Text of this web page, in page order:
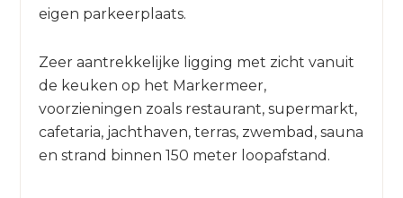
eigen parkeerplaats.
Zeer aantrekkelijke ligging met zicht vanuit
de keuken op het Markermeer,
voorzieningen zoals restaurant, supermarkt,
cafetaria, jachthaven, terras, zwembad, sauna
en strand binnen 150 meter loopafstand.